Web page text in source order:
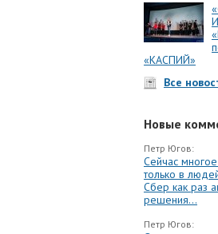
«КАСПИЙ»
Все
Новые
Петр Югов:
Сейчас
только в
Сбер как раз
решения...
Петр Югов: